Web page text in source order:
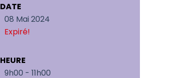
DATE
08 Mai 2024
Expiré!
HEURE
9h00 - 11h00